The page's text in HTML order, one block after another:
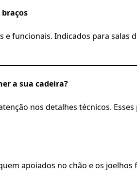
e funcionais. Indicados para
a sua cadeira?
nos detalhes técnicos.
apoiados no chão e os